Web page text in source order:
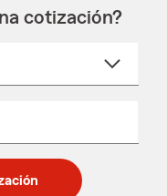
cotización?